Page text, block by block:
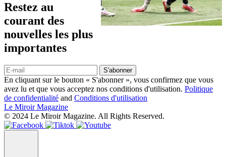
Restez au
courant des
nouvelles les plus
importantes
S'abonner
En cliquant sur le bouton « S'abonner », vous confirmez que vous
avez lu et que vous acceptez nos conditions d'utilisation. Politique
de confidentialité and Conditions d'utilisation
Le Miroir Magazine
© 2024 Le Miroir Magazine. All Rights Reserved.